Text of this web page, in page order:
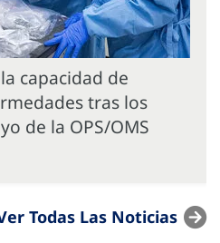
capacidad de
tras los
de la OPS/OMS
Todas Las Noticias